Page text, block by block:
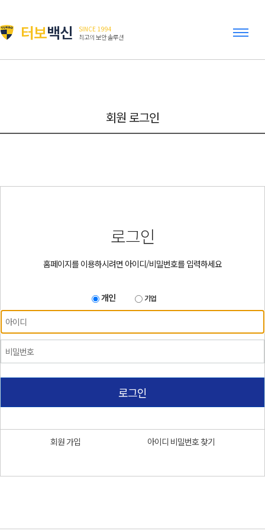
터보백신
SINCE 1994
최고의 보안 솔루션
회원 로그인
로그인
홈페이지를 이용하시려면 아이디/비밀번호를 입력하세요
개인 기업
로그인
회원 가입 아이디 비밀번호 찾기